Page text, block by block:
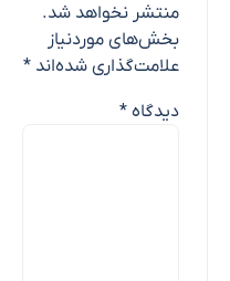
منتشر نخواهد شد.
بخش‌های موردنیاز
علامت‌گذاری شده‌اند *
دیدگاه *